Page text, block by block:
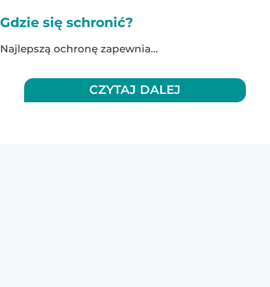
Gdzie się schronić?
Najlepszą ochronę zapewnia...
CZYTAJ DALEJ